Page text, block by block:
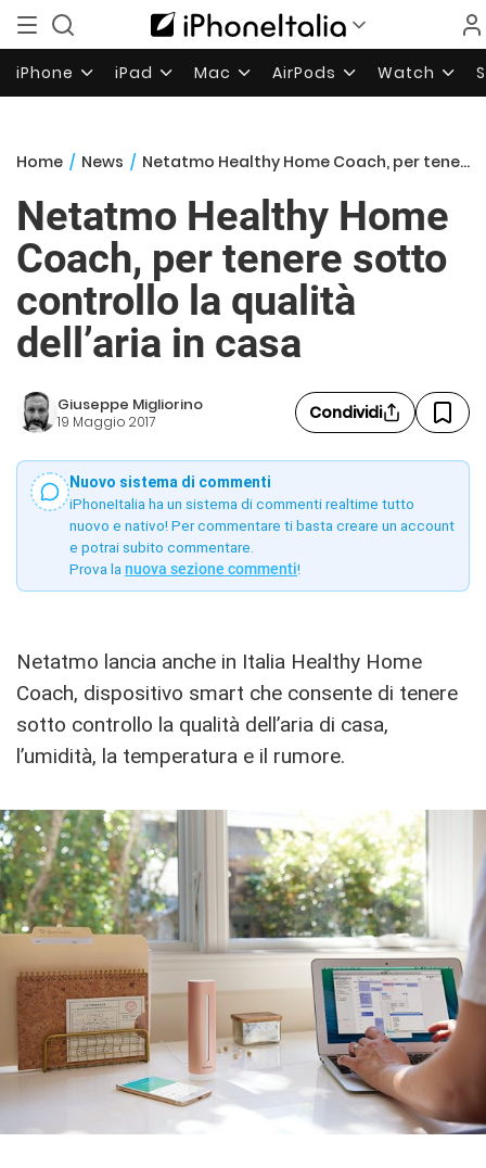
iPhone iPad Mac AirPods Watch
Home / News / Netatmo Healthy Home Coach, per tenere sotto controllo la qualità dell’aria in casa
Netatmo Healthy Home
Coach, per tenere sotto
controllo la qualità
dell’aria in casa
Giuseppe Migliorino
19 Maggio 2017 Condividi
Nuovo sistema di commenti
iPhoneItalia ha un sistema di commenti realtime tutto
nuovo e nativo! Per commentare ti basta creare un account
e potrai subito commentare.
Prova la nuova sezione commenti!
Netatmo lancia anche in Italia Healthy Home
Coach, dispositivo smart che consente di tenere
sotto controllo la qualità dell’aria di casa,
l’umidità, la temperatura e il rumore.